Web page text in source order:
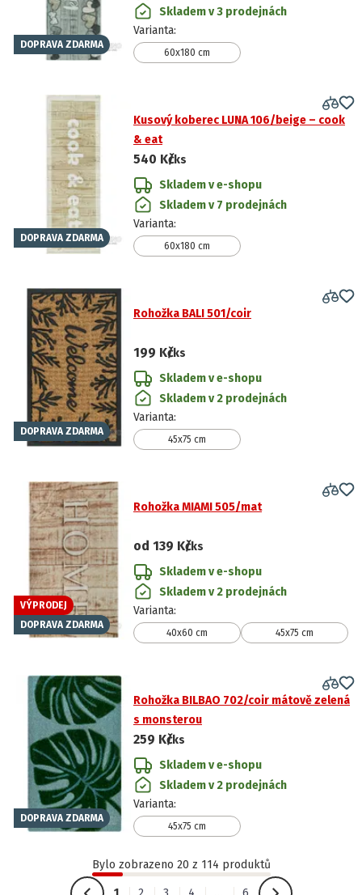
DOPRAVA ZDARMA
Skladem v 3 prodejnách
Varianta:
60x180 cm
DOPRAVA ZDARMA
Kusový koberec LUNA 106/beige – cook
& eat
540 Kč/ks
Skladem v e-shopu
Skladem v 7 prodejnách
Varianta:
60x180 cm
DOPRAVA ZDARMA
Rohožka BALI 501/coir
199 Kč/ks
Skladem v e-shopu
Skladem v 2 prodejnách
Varianta:
45x75 cm
VÝPRODEJ
DOPRAVA ZDARMA
Rohožka MIAMI 505/mat
od 139 Kč/ks
Skladem v e-shopu
Skladem v 2 prodejnách
Varianta:
40x60 cm 45x75 cm
DOPRAVA ZDARMA
Rohožka BILBAO 702/coir mátově zelená
s monsterou
259 Kč/ks
Skladem v e-shopu
Skladem v 2 prodejnách
Varianta:
45x75 cm
Bylo zobrazeno 20 z 114 produktů